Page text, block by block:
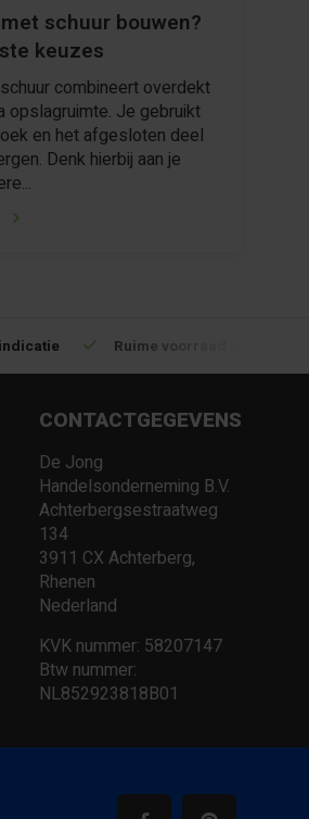
schuur bouwen?
keuzes
combineert overdekt
opslagruimte. Je gebruikt
en het afgesloten deel
Denk hierbij aan je
Ruime voorraad in
CONTACTGEGEVENS
De Jong
Handelsonderneming B.V.
Achterbergsestraatweg
134
3911 CX Achterberg,
Rhenen
Nederland
KVK nummer: 58207147
Btw nummer:
NL852923818B01